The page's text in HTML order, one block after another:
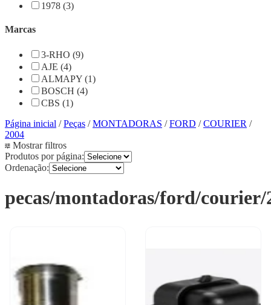
1978 (3)
Marcas
3-RHO (9)
AJE (4)
ALMAPY (1)
BOSCH (4)
CBS (1)
Página inicial /Peças /MONTADORAS /FORD /COURIER /
2004
Mostrar filtros
Produtos por página:
Ordenação:
pecas/montadoras/ford/courier/